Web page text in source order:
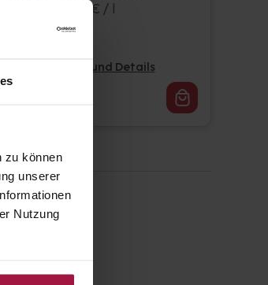
zu können
unserer
Nutzung
50 ml • 396,00 € / l
Pflichtangaben und Details